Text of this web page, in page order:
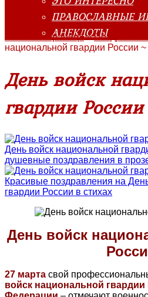
ПРАВОСЛАВНЫЕ
АНЕКДОТЫ
Главная страница»
национальной гвардии России
День войск
гвардии
День войск национальной
душевные поздравления в
Красивые поздравления на
гвардии России в стихах
День войск
27 марта свой
войск национальной гвардии